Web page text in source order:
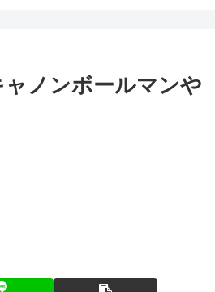
ノンボールマンや